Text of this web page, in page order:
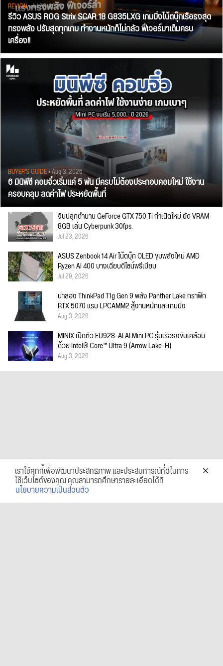
REVIEW• Jul 28, 2026
รีวิว ASUS ROG Strix SCAR 18 G835LXG เกมมิ่งโน้ตบุ๊กเรือธงสุด
ทรงพลัง ปรับสุดทุกเกม ทำงานหนักก็ไม่กลัว ฟีเจอร์มาเต็มครบ
เครื่อง!!
BUYER'S GUIDE• Aug 3, 2026
6 มินิพีซี คอมจิ๋วเริ่มแค่ 5 พัน มีครบไม่ต้องประกอบคอมใหม่ ใช้งาน
ครอบคลุม ลดค่าไฟ ประหยัดพื้นที่
จีนปลุกตำนาน GeForce GTX 750 Ti กำเนิดใหม่ ยัด VRAM
8GB เล่น Cyberpunk 30fps.
Jul 23, 2026
ASUS Zenbook 14 Air โน้ตบุ๊ก OLED ขุมพลังใหม่ AMD
Ryzen AI 400 บางเฉียบดีไซน์พรีเมียม
Jul 29, 2026
น่าลอง ThinkPad T1g Gen 9 พลัง Panther Lake กราฟิก
RTX 5070 แรม LPCAMM2 สู้งานหนักและเกมมิ่ง
Aug 3, 2026
MINIX เปิดตัว EU928-AI AI Mini PC รุ่นเรือธงขับเคลื่อน
ด้วย Intel® Core™ Ultra 9 (Arrow Lake-H)
Aug 3, 2026
เราใช้คุกกี้เพื่อพัฒนาประสิทธิภาพ และประสบการณ์ที่ดีในการ
ใช้เว็บไซต์ของคุณ คุณสามารถศึกษารายละเอียดได้ที่
นโยบายความเป็นส่วนตัว